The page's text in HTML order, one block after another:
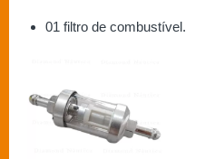
01 filtro de combustível.